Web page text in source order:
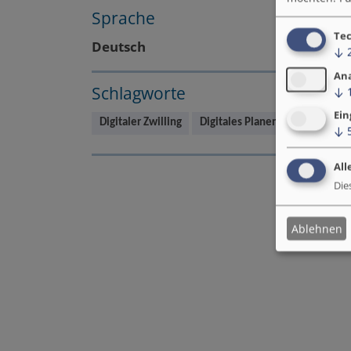
Sprache
Deutsch
Schlagworte
Digitaler Zwilling Digitales Planen & Bauen
↓
↓ 1
↓
Ablehnen